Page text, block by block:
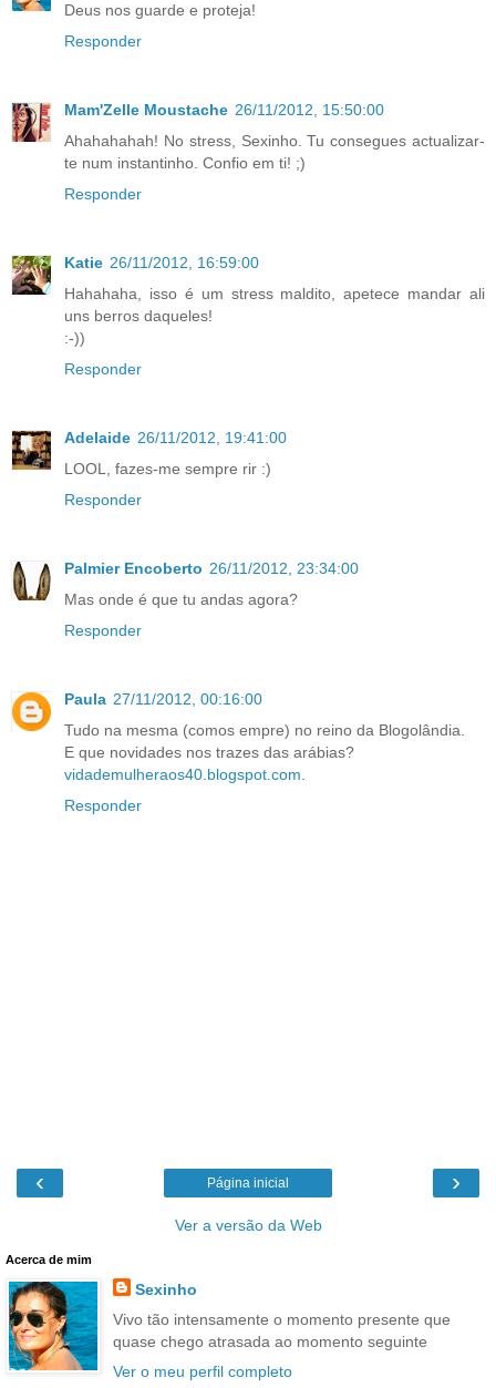
Deus nos guarde e proteja!
Responder
Mam'Zelle Moustache 26/11/2012, 15:50:00
Ahahahahah! No stress, Sexinho. Tu consegues actualizar-
te num instantinho. Confio em ti! ;)
Responder
Katie 26/11/2012, 16:59:00
Hahahaha, isso é um stress maldito, apetece mandar ali
uns berros daqueles!
:-))
Responder
Adelaide 26/11/2012, 19:41:00
LOOL, fazes-me sempre rir :)
Responder
Palmier Encoberto 26/11/2012, 23:34:00
Mas onde é que tu andas agora?
Responder
Paula 27/11/2012, 00:16:00
Tudo na mesma (comos empre) no reino da Blogolândia.
E que novidades nos trazes das arábias?
vidademulheraos40.blogspot.com.
Responder
‹ ›
Página inicial
Ver a versão da Web
Acerca de mim
Sexinho
Vivo tão intensamente o momento presente que
quase chego atrasada ao momento seguinte
Ver o meu perfil completo